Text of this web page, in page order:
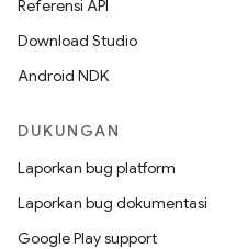
Referensi API
Download Studio
Android NDK
DUKUNGAN
Laporkan bug platform
Laporkan bug dokumentasi
Google Play support